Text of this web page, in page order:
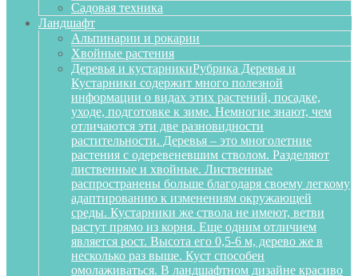
Садовая техника
Ландшафт
Альпинарии и рокарии
Хвойные растения
Деревья и кустарникиРубрика Деревья и
Кустарники содержит много полезной
информации о видах этих растений, посадке,
уходе, подготовке к зиме. Немногие знают, чем
отличаются эти две разновидности
растительности. Деревья – это многолетние
растения с одеревеневшим стволом. Разделяют
лиственные и хвойные. Лиственные
распространены больше благодаря своему легкому
адаптированию к изменениям окружающей
среды. Кустарники же ствола не имеют, ветви
растут прямо из корня. Еще одним отличием
является рост. Высота его 0,5-6 м, дерево же в
несколько раз выше. Куст способен
омолаживаться. В ландшафтном дизайне красиво